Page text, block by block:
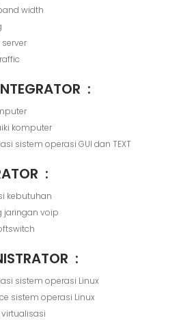
width
:
komputer
sistem operasi GUI dan TEXT
:
kebutuhan
jaringan voip
:
sistem operasi Linux
sistem operasi Linux
virtualisasi